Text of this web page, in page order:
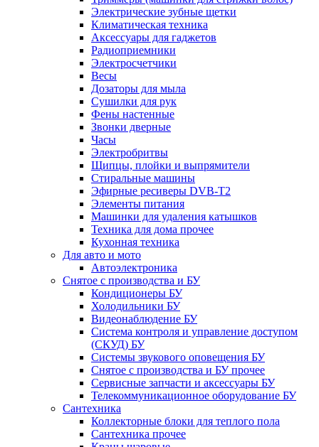
Электрические зубные щетки
Климатическая техника
Аксессуары для гаджетов
Радиоприемники
Электросчетчики
Весы
Дозаторы для мыла
Сушилки для рук
Фены настенные
Звонки дверные
Часы
Электробритвы
Щипцы, плойки и выпрямители
Стиральные машины
Эфирные ресиверы DVB-T2
Элементы питания
Машинки для удаления катышков
Техника для дома прочее
Кухонная техника
Для авто и мото
Автоэлектроника
Снятое с производства и БУ
Кондиционеры БУ
Холодильники БУ
Видеонаблюдение БУ
Система контроля и управление доступом
(СКУД) БУ
Системы звукового оповещения БУ
Снятое с производства и БУ прочее
Сервисные запчасти и аксессуары БУ
Телекоммуникационное оборудование БУ
Сантехника
Коллекторные блоки для теплого пола
Сантехника прочее